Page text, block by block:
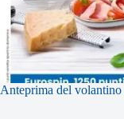
Anteprima del volantino